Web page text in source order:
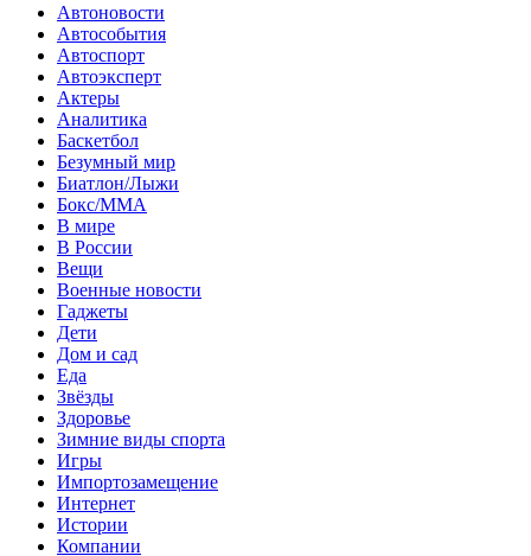
Автоновости
Автособытия
Автоспорт
Автоэксперт
Актеры
Аналитика
Баскетбол
Безумный мир
Биатлон/Лыжи
Бокс/MMA
В мире
В России
Вещи
Военные новости
Гаджеты
Дети
Дом и сад
Еда
Звёзды
Здоровье
Зимние виды спорта
Игры
Импортозамещение
Интернет
Истории
Компании